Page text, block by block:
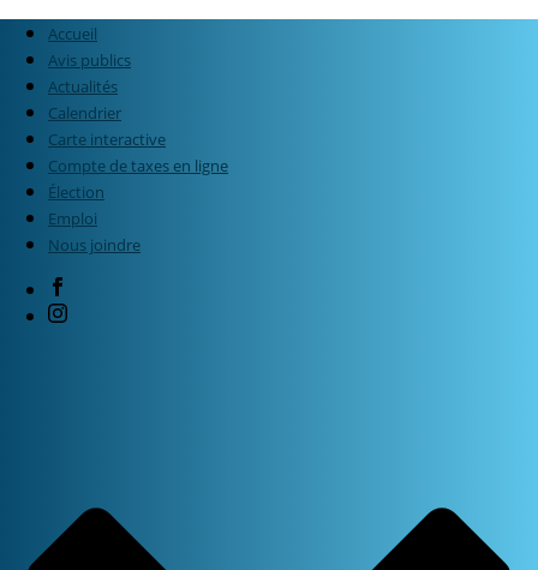
Accueil
Avis publics
Actualités
Calendrier
Carte interactive
Compte de taxes en ligne
Élection
Emploi
Nous joindre